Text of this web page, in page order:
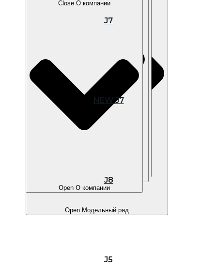
Open В наличии
Open Модельный ряд
Open Владельцам
Close О компании
Open О компании
J7
NEW J7
J8
J5